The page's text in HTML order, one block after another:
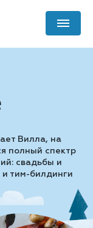
Вилла, на
полный спектр
свадьбы и
тим-билдинги